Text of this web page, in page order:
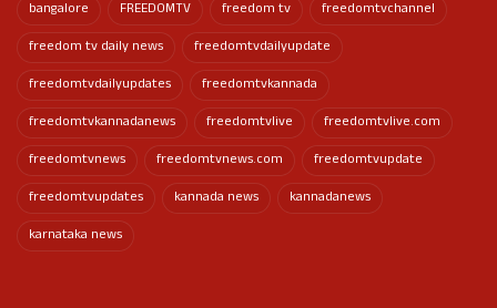
bangalore FREEDOMTV freedom tv
freedomtvchannel
freedom tv daily news
freedomtvdailyupdate
freedomtvdailyupdates
freedomtvkannada
freedomtvkannadanews
freedomtvlive
freedomtvlive.com
freedomtvnews
freedomtvnews.com
freedomtvupdate
freedomtvupdates
kannada news
kannadanews
karnataka news